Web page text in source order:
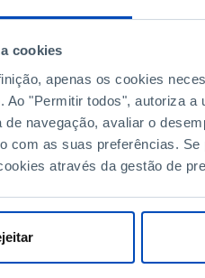
cookies
apenas os cookies
Ao "Permitir todos", autoriza
de navegação, avaliar o
com as suas preferências.
através da gestão de
DATA DE FIM